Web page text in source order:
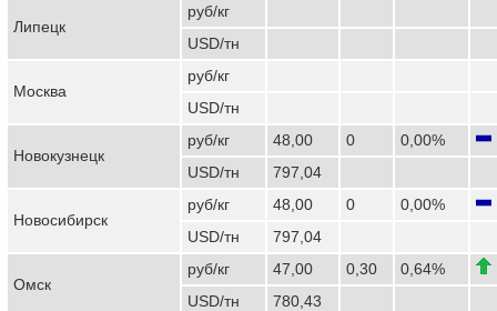
Липецк
руб/кг
USD/тн
Москва
руб/кг
USD/тн
Новокузнецк
руб/кг 48,00 0
0,00%
USD/тн
797,04
Новосибирск
руб/кг 48,00 0
0,00%
USD/тн
797,04
Омск
руб/кг 47,00 0,30
0,64%
USD/тн
780,43